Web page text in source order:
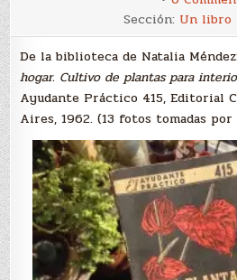
Sección: Un libro
De la biblioteca de Natalia
hogar. Cultivo de plantas para
Ayudante Práctico 415, Editorial
Aires, 1962. (13 fotos tomadas por